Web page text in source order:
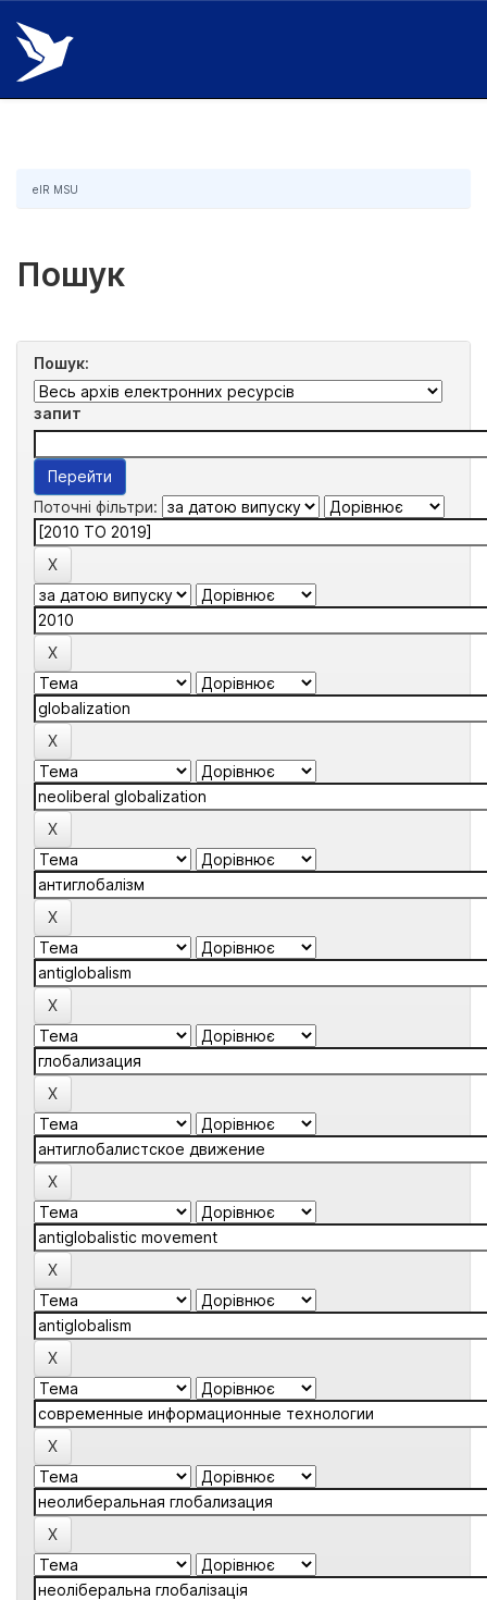
Skip
navigation
eIR MSU
Пошук
Пошук:
запит
Поточні фільтри: